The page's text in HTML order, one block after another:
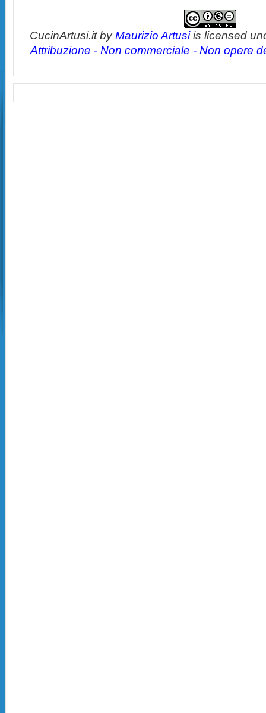
CucinArtusi.itbyMaurizio Artusiis licensed
Attribuzione - Non commerciale - Non opere